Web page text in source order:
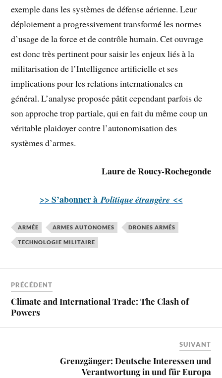
exemple dans les systèmes de défense aérienne. Leur
déploiement a progressivement transformé les normes
d’usage de la force et de contrôle humain. Cet ouvrage
est donc très pertinent pour saisir les enjeux liés à la
militarisation de l’Intelligence artificielle et ses
implications pour les relations internationales en
général. L’analyse proposée pâtit cependant parfois de
son approche trop partiale, qui en fait du même coup un
véritable plaidoyer contre l’autonomisation des
systèmes d’armes.
Laure de Roucy-Rochegonde
>> S’abonner àPolitique étrangère <<
ARMÉE ARMES AUTONOMES DRONES ARMÉS
TECHNOLOGIE MILITAIRE
PRÉCÉDENT
Climate and International Trade: The Clash of
Powers
SUIVANT
Grenzgänger: Deutsche Interessen und
Verantwortung in und für Europa